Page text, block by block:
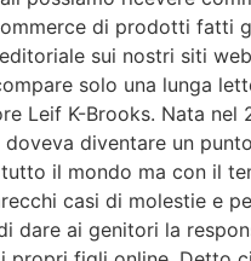
di prodotti fatti
sui nostri siti
solo una lunga
Leif K-Brooks. Nata nel
diventare un
il mondo ma con il
casi di molestie e
dare ai genitori la